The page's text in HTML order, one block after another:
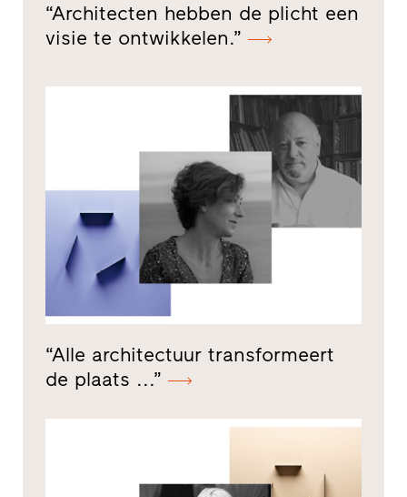
“Architecten hebben de plicht een
visie te ontwikkelen.”
“Alle architectuur transformeert
de plaats ...”